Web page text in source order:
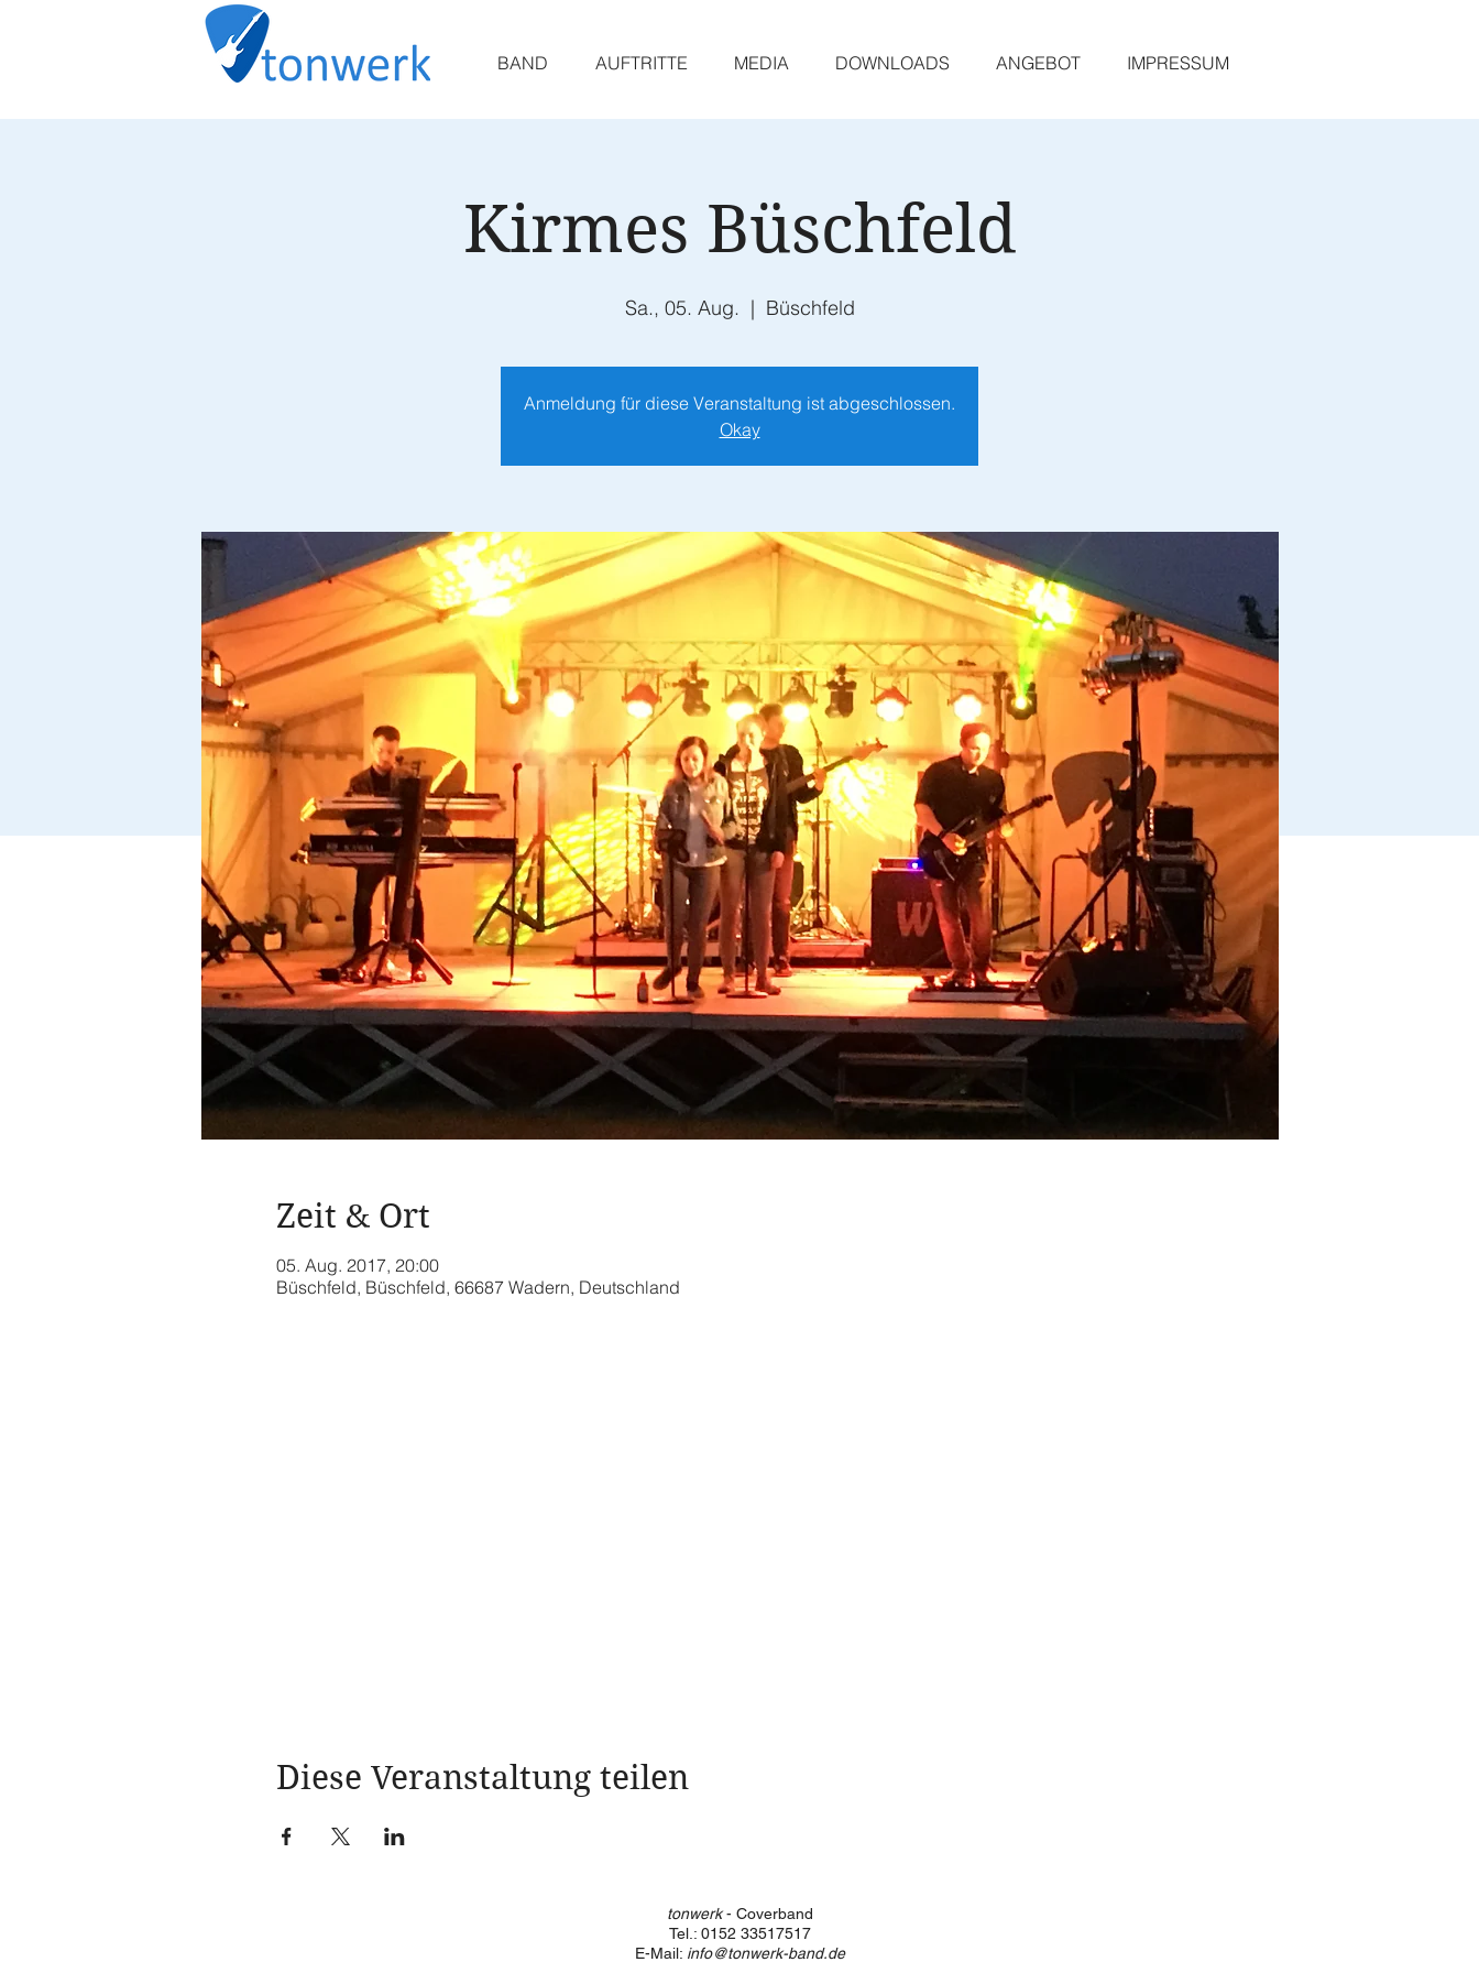
BAND AUFTRITTE MEDIA DOWNLOADS ANGEBOT IMPRESSUM
Kirmes Büschfeld
Sa., 05. Aug.
  |
Büschfeld
Anmeldung für diese Veranstaltung ist abgeschlossen.
Okay
Zeit & Ort
05. Aug. 2017, 20:00
Büschfeld, Büschfeld, 66687 Wadern, Deutschland
Diese Veranstaltung teilen
tonwerk- Coverband
Tel.: 0152 33517517
E-Mail: info@tonwerk-band.de